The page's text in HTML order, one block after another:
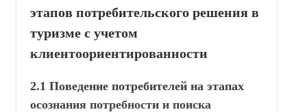
этапов потребительского решения в
туризме с учетом
клиентоориентированности
2.1 Поведение потребителей на этапах
осознания потребности и поиска